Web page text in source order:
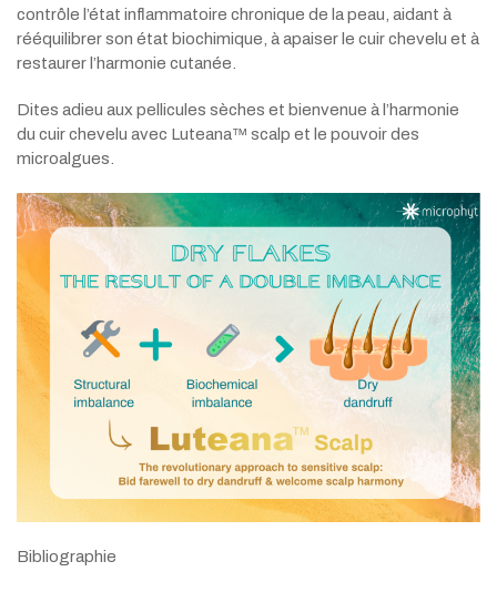
contrôle l’état inflammatoire chronique de la peau, aidant à
rééquilibrer son état biochimique, à apaiser le cuir chevelu et à
restaurer l’harmonie cutanée.
Dites adieu aux pellicules sèches et bienvenue à l’harmonie
du cuir chevelu avec Luteana™ scalp et le pouvoir des
microalgues.
Bibliographie